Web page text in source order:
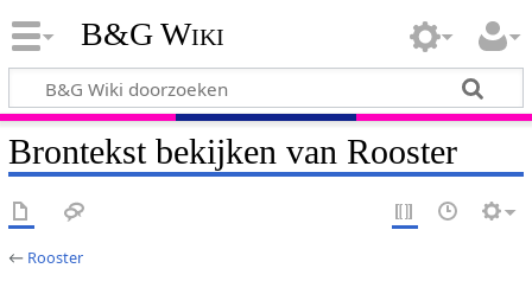
B&G Wiki
Brontekst bekijken van Rooster
← Rooster